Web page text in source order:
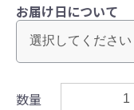
お届け日について
数量